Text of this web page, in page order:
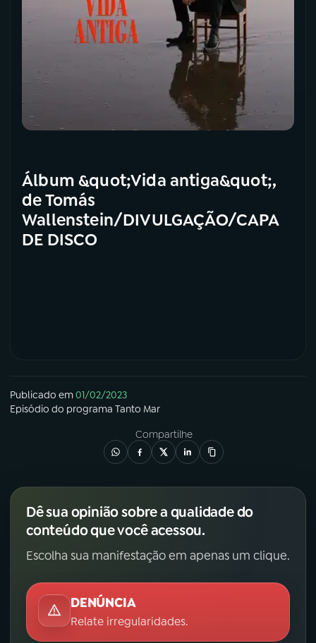
Álbum &quot;Vida antiga&quot;,
de Tomás
Wallenstein/DIVULGAÇÃO/CAPA
DE DISCO
Publicado em01/02/2023
Episódio do programa Tanto Mar
Compartilhe
Dê sua opinião sobre a qualidade do
conteúdo que você acessou.
Escolha sua manifestação em apenas um clique.
DENÚNCIA
Relate irregularidades.